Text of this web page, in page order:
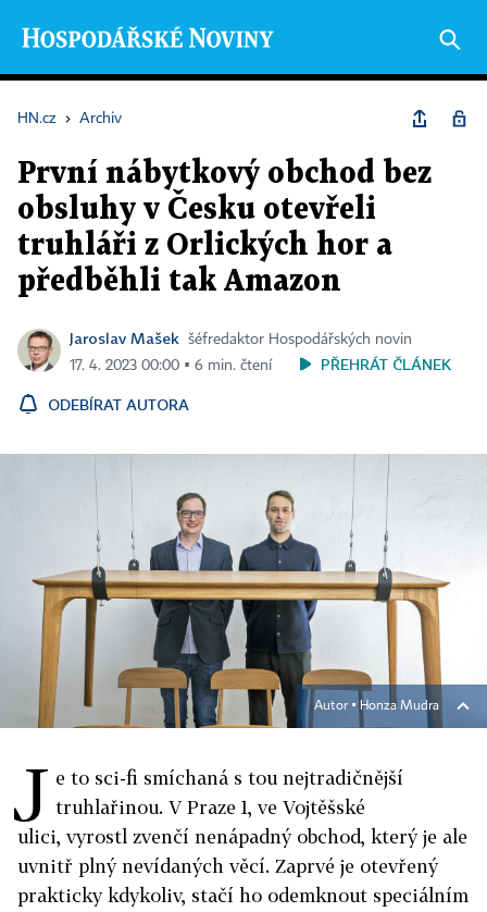
HN.cz › Archiv
První nábytkový obchod bez
obsluhy v Česku otevřeli
truhláři z Orlických hor a
předběhli tak Amazon
Jaroslav Mašek
šéfredaktor Hospodářských novin
17. 4. 2023 00:00 ▪ 6 min. čtení
PŘEHRÁT ČLÁNEK
ODEBÍRAT AUTORA
Autor ▪ Honza Mudra
J e to sci-fi smíchaná s tou nejtradičnější
truhlařinou. V Praze 1, ve Vojtěšské
ulici, vyrostl zvenčí nenápadný obchod, který je ale
uvnitř plný nevídaných věcí. Zaprvé je otevřený
prakticky kdykoliv, stačí ho odemknout speciálním